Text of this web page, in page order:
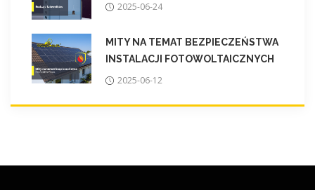
2025-06-24
MITY NA TEMAT BEZPIECZEŃSTWA
INSTALACJI FOTOWOLTAICZNYCH
2025-06-12